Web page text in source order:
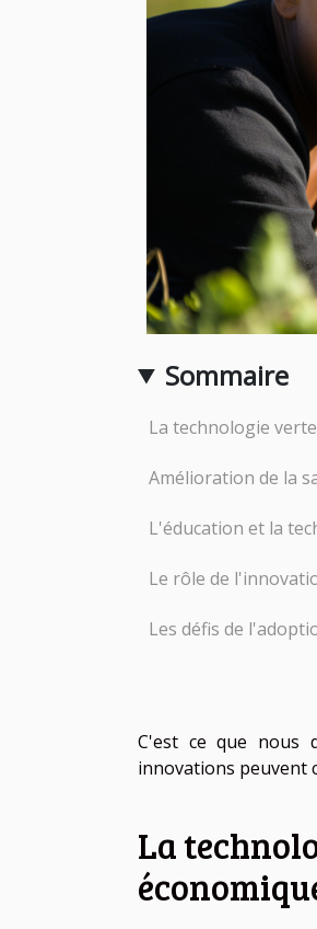
Sommaire
La technologie
Amélioration de la
L'éducation et la
Le rôle de
Les défis de
C'est ce que nous
innovations peuvent
La